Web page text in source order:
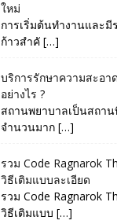
ใหม่
การเริ่มต้นทำงานและมี
ก้าวสำคั […]
บริการรักษาความสะอ
อย่างไร ?
สถานพยาบาลเป็นสถา
จำนวนมาก […]
รวม Code Ragnarok
วิธีเติมแบบละเอียด
รวม Code Ragnarok
วิธีเติมแบบ […]